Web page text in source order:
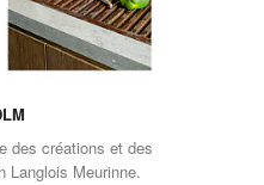
des créations et des
Langlois Meurinne.